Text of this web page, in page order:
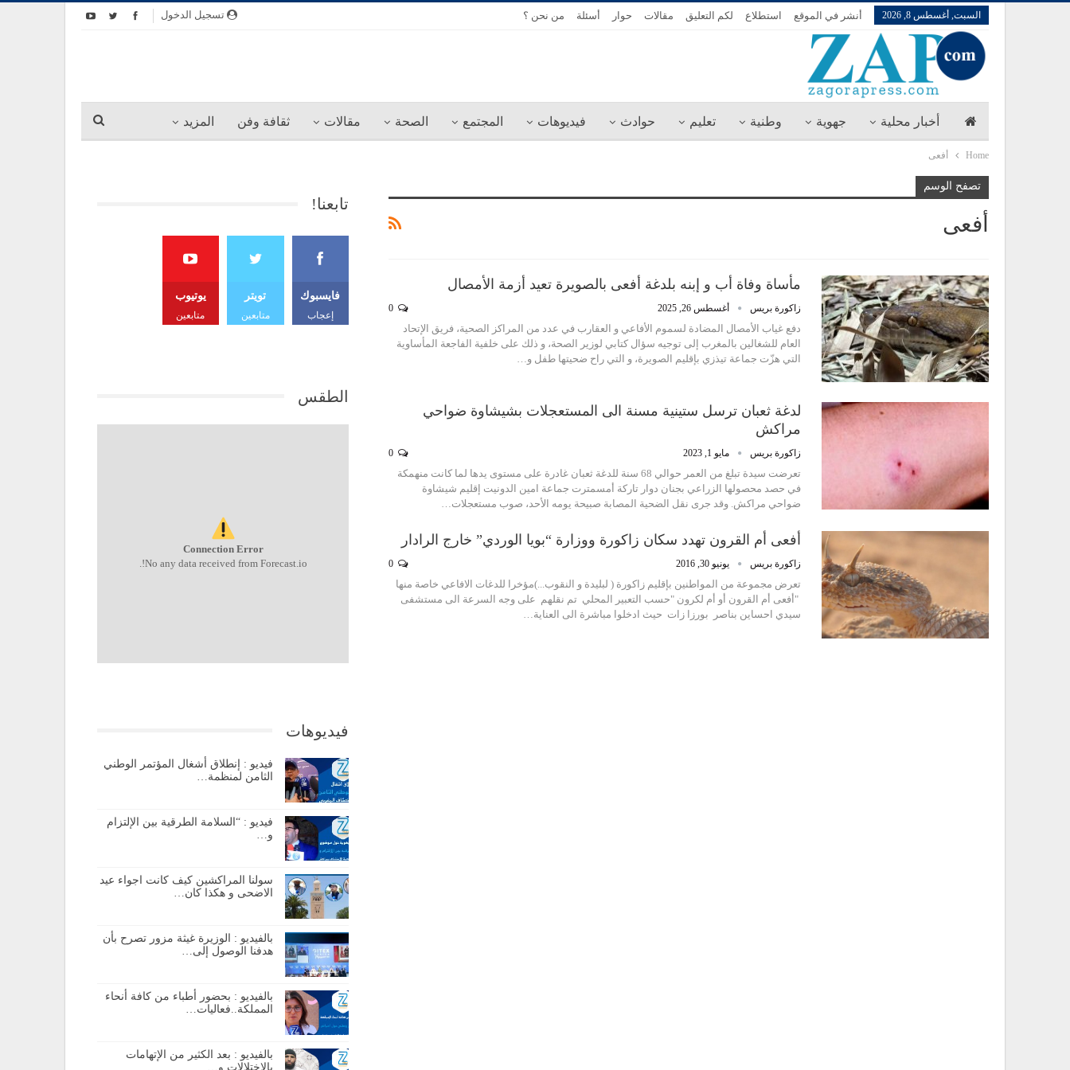
تسجيل الدخول السبت, أغسطس 8, 2026 أنشر في الموقع استطلاع لكم التعليق مقالات حوار أسئلة من نحن ؟
أخبار محلية جهوية وطنية تعليم حوادث فيديوهات المجتمع الصحة مقالات ثقافة وفن المزيد
Home أفعى
تصفح الوسم
أفعى
مأساة وفاة أب و إبنه بلدغة أفعى بالصويرة تعيد أزمة الأمصال
زاكورة بريس أغسطس 26, 2025
دفع غياب الأمصال المضادة لسموم الأفاعي و العقارب في عدد من المراكز الصحية، فريق الإتحاد
العام للشغالين بالمغرب إلى توجيه سؤال كتابي لوزير الصحة، و ذلك على خلفية الفاجعة المأساوية
التي هزّت جماعة تيذزي بإقليم الصويرة، و التي راح ضحيتها طفل و…
لدغة ثعبان ترسل ستينية مسنة الى المستعجلات بشيشاوة ضواحي
مراكش
زاكورة بريس مايو 1, 2023
تعرضت سيدة تبلغ من العمر حوالي 68 سنة للدغة ثعبان غادرة على مستوى يدها لما كانت منهمكة
في حصد محصولها الزراعي بجنان دوار تاركة أمسمترت جماعة امين الدونيت إقليم شيشاوة
ضواحي مراكش. وقد جرى نقل الضحية المصابة صبيحة يومه الأحد، صوب مستعجلات…
أفعى أم القرون تهدد سكان زاكورة ووزارة “بويا الوردي” خارج الرادار
زاكورة بريس يونيو 30, 2016
تعرض مجموعة من المواطنين بإقليم زاكورة ( لبليدة و النقوب...)مؤخرا للدغات الافاعي خاصة منها
"أفعى أم القرون أو أم لكرون "حسب التعبير المحلي تم نقلهم على وجه السرعة الى مستشفى
سيدي احساين بناصر بورزا زات حيث ادخلوا مباشرة الى العناية…
تابعنا!
فايسبوك
إعجاب
تويتر
متابعين
يوتيوب
متابعين
الطقس
Connection Error
No any data received from Forecast.io!.
فيديوهات
فيديو : إنطلاق أشغال المؤتمر الوطني
الثامن لمنظمة…
فيديو : “السلامة الطرقية بين الإلتزام
و…
سولنا المراكشين كيف كانت اجواء عيد
الاضحى و هكذا كان…
بالفيديو : الوزيرة غيثة مزور تصرح بأن
هدفنا الوصول إلى…
بالفيديو : بحضور أطباء من كافة أنحاء
المملكة..فعاليات…
بالفيديو : بعد الكثير من الإتهامات
بالإختلالات و…